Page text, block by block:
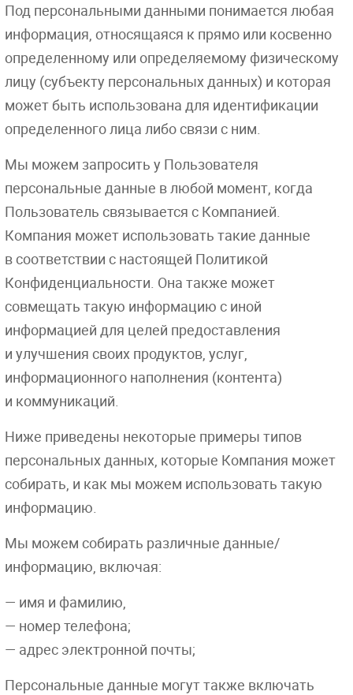
Под персональными данными понимается любая
информация, относящаяся к прямо или косвенно
определенному или определяемому физическому
лицу (субъекту персональных данных) и которая
может быть использована для идентификации
определенного лица либо связи с ним.
Мы можем запросить у Пользователя
персональные данные в любой момент, когда
Пользователь связывается с Компанией.
Компания может использовать такие данные
в соответствии с настоящей Политикой
Конфиденциальности. Она также может
совмещать такую информацию с иной
информацией для целей предоставления
и улучшения своих продуктов, услуг,
информационного наполнения (контента)
и коммуникаций.
Ниже приведены некоторые примеры типов
персональных данных, которые Компания может
собирать, и как мы можем использовать такую
информацию.
Мы можем собирать различные данные/
информацию, включая:
— имя и фамилию,
— номер телефона;
— адрес электронной почты;
Персональные данные могут также включать